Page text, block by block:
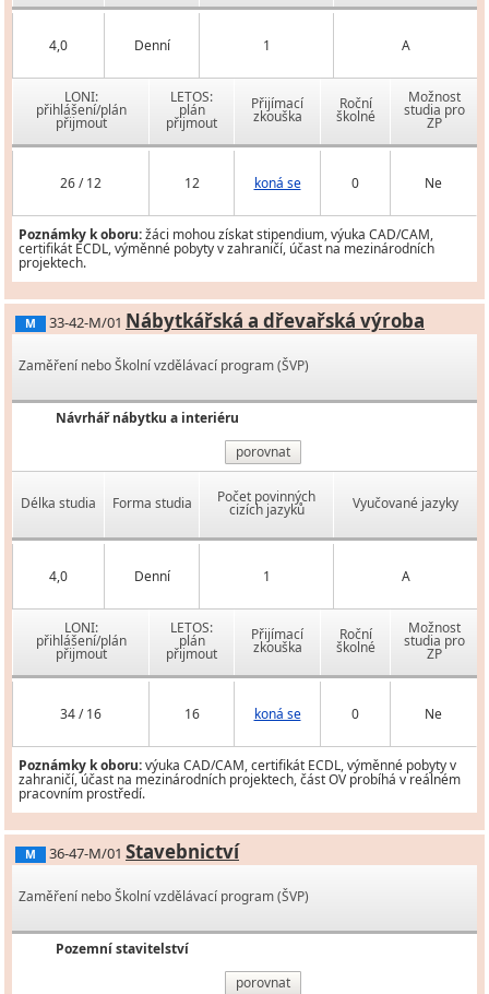
4,0 Denní 1 A
LONI:
přihlášení/plán
přijmout
LETOS:
plán
přijmout
Přijímací
zkouška
Roční
školné
Možnost
studia pro
ZP
26 / 12 12 koná se 0 Ne
Poznámky k oboru:žáci mohou získat stipendium, výuka CAD/CAM,
certifikát ECDL, výměnné pobyty v zahraničí, účast na mezinárodních
projektech.
M 33-42-M/01 Nábytkářská a dřevařská výroba
Zaměření nebo Školní vzdělávací program (ŠVP)
Návrhář nábytku a interiéru
porovnat
Délka studia Forma studia Počet povinných
cizích jazyků Vyučované jazyky
4,0 Denní 1 A
LONI:
přihlášení/plán
přijmout
LETOS:
plán
přijmout
Přijímací
zkouška
Roční
školné
Možnost
studia pro
ZP
34 / 16 16 koná se 0 Ne
Poznámky k oboru:výuka CAD/CAM, certifikát ECDL, výměnné pobyty v
zahraničí, účast na mezinárodních projektech, část OV probíhá v reálném
pracovním prostředí.
M 36-47-M/01 Stavebnictví
Zaměření nebo Školní vzdělávací program (ŠVP)
Pozemní stavitelství
porovnat